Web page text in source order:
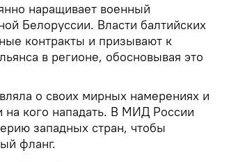
наращивает военный
Белоруссии. Власти балтийских
контракты и призывают к
в регионе, обосновывая это
о своих мирных намерениях и
на кого нападать. В МИД России
западных стран, чтобы
фланг.